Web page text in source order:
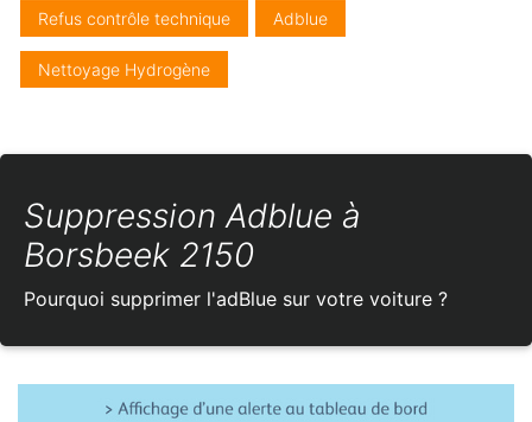
Refus contrôle technique Adblue
Nettoyage Hydrogène
Suppression Adblue à
Borsbeek 2150
Pourquoi supprimer l'adBlue sur votre voiture ?